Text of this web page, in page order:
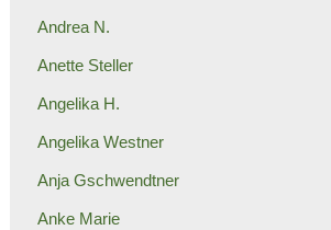
Andrea N.
Anette Steller
Angelika H.
Angelika Westner
Anja Gschwendtner
Anke Marie